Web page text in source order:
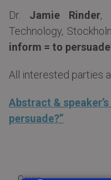
Dr. Jamie Rinder,
Technology,
inform = to
All interested parties
Abstract &
persuade?”